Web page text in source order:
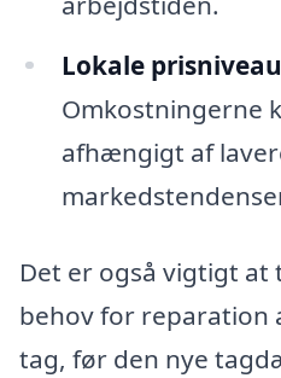
Lokale
Omkostningerne
afhængigt af
Det er også vigtigt
behov for reparation
tag, før den nye